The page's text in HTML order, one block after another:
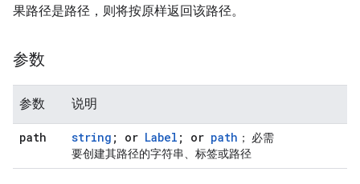
果路径是路径，则将按原样返回该路径。
参数
参数 说明
path string ; or Label ; or path ； 必需
要创建其路径的字符串、标签或路径